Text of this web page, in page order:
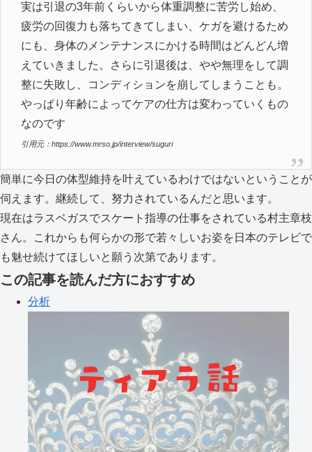
実は引退の3年前くらいから体重調整に苦労し始め、
疲労の回復力も落ちてきてしまい、ケガを避けるため
にも、身体のメンテナンスにかける時間はどんどん増
えていきました。さらに引退後は、やや無理をして調
整に失敗し、コンディションを崩してしまうことも。
やっぱり年齢によってケアの仕方は変わっていくもの
なのです
引用元：https://www.mrso.jp/interview/suguri
簡単に今日の体型維持を叶えているわけではないということが
伺えます。継続して、努力されているんだと思います。
現在はラスベガスでスケート指導の仕事をされている村主章枝
さん。これからも何らかの形で若々しいお姿を日本のテレビで
も魅せ続けてほしいと願う次第であります。
この記事を読んだ方におすすめ
分析